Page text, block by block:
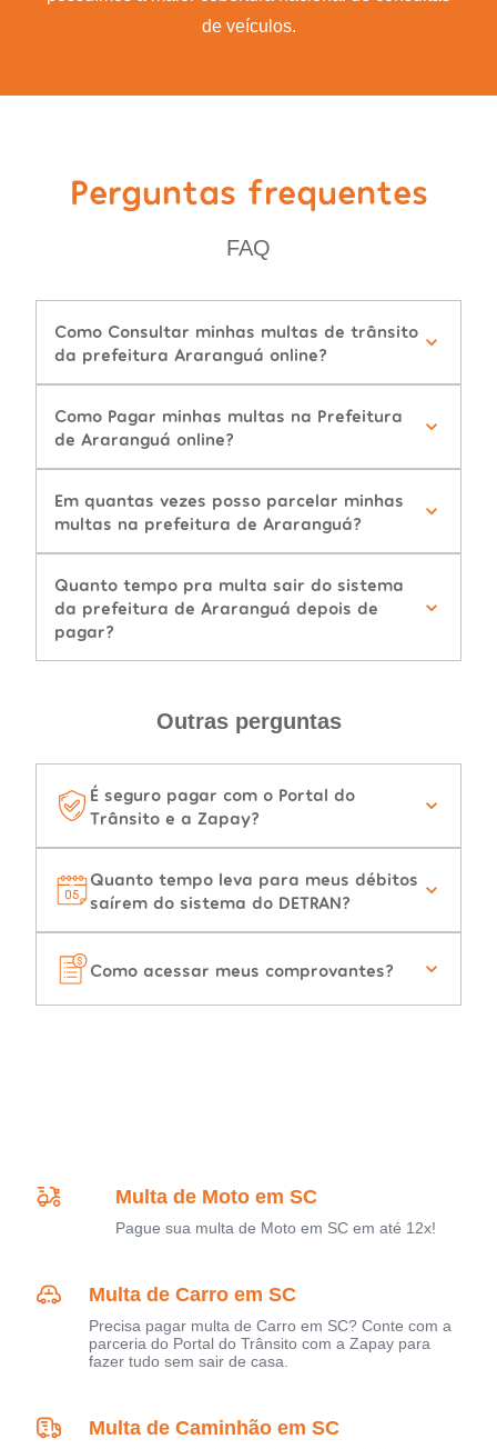
de veículos.
Perguntas frequentes
FAQ
Como Consultar minhas multas de trânsito
da prefeitura Araranguá online?
Como Pagar minhas multas na Prefeitura
de Araranguá online?
Em quantas vezes posso parcelar minhas
multas na prefeitura de Araranguá?
Quanto tempo pra multa sair do sistema
da prefeitura de Araranguá depois de
pagar?
Outras perguntas
É seguro pagar com o Portal do
Trânsito e a Zapay?
Quanto tempo leva para meus débitos
saírem do sistema do DETRAN?
Como acessar meus comprovantes?
Multa de Moto em SC
Pague sua multa de Moto em SC em até 12x!
Multa de Carro em SC
Precisa pagar multa de Carro em SC? Conte com a
parceria do Portal do Trânsito com a Zapay para
fazer tudo sem sair de casa.
Multa de Caminhão em SC